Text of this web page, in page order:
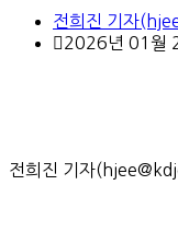
전희진 기자
2026년 01월
전희진 기자